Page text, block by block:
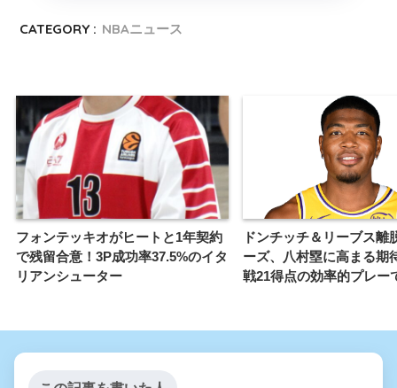
CATEGORY : NBAニュース
フォンテッキオがヒートと1年契約
で残留合意！3P成功率37.5%のイタ
リアンシューター
ドンチッチ＆リーブス離
ーズ、八村塁に高まる期
戦21得点の効率的プレー